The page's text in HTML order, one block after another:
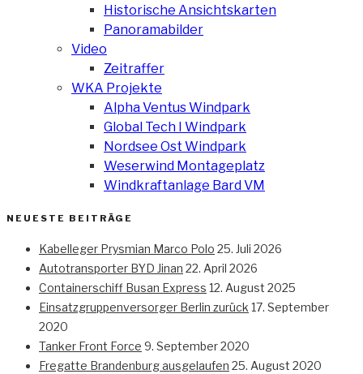
Historische Ansichtskarten
Panoramabilder
Video
Zeitraffer
WKA Projekte
Alpha Ventus Windpark
Global Tech I Windpark
Nordsee Ost Windpark
Weserwind Montageplatz
Windkraftanlage Bard VM
NEUESTE BEITRÄGE
Kabelleger Prysmian Marco Polo 25. Juli 2026
Autotransporter BYD Jinan 22. April 2026
Containerschiff Busan Express 12. August 2025
Einsatzgruppenversorger Berlin zurück 17. September
2020
Tanker Front Force 9. September 2020
Fregatte Brandenburg ausgelaufen 25. August 2020